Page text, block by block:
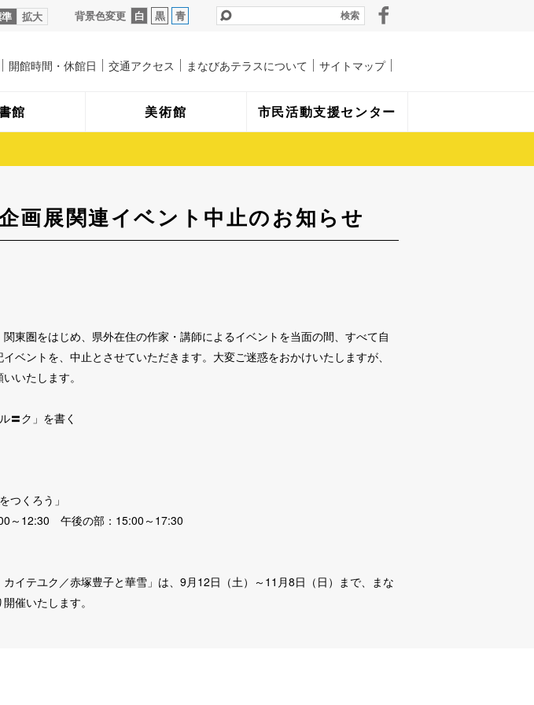
拡大 背景色変更 白 黒 青
館 美術館 市民活動支援センター
開館時間・休館日 交通アクセス まなびあテラスについて サイトマップ
画展関連イベント中止のお知らせ
東圏をはじめ、県外在住の作家・講師によるイベントを当面の間、すべて自
ベントを、中止とさせていただきます。大変ご迷惑をおかけいたしますが、
いたします。
〓ク」を書く
つくろう」
～12:30 午後の部：15:00～17:30
テユク／赤塚豊子と華雪」は、9月12日（土）～11月8日（日）まで、まな
催いたします。